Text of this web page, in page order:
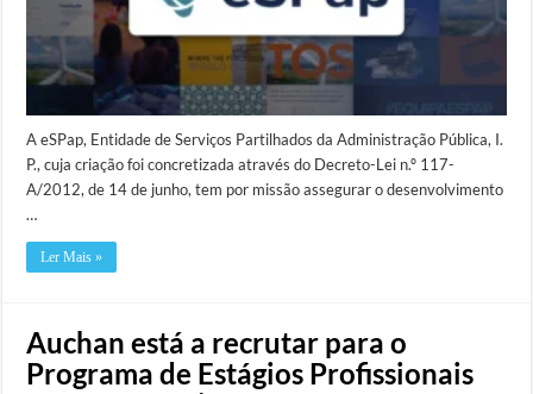
A eSPap, Entidade de Serviços Partilhados da Administração Pública, I.
P., cuja criação foi concretizada através do Decreto-Lei n.º 117-​
A/2012, de 14 de junho, tem por missão assegurar o desenvolvimento
…
Ler Mais »
Auchan está a recrutar para o
Programa de Estágios Profissionais